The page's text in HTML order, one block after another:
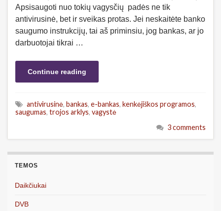
Apsisaugoti nuo tokių vagysčių padės ne tik
antivirusinė, bet ir sveikas protas. Jei neskaitėte banko
saugumo instrukcijų, tai aš priminsiu, jog bankas, ar jo
darbuotojai tikrai …
Continue reading
antivirusinė, bankas, e-bankas, kenkėjiškos programos,
saugumas, trojos arklys, vagystė
3 comments
TEMOS
Daikčiukai
DVB